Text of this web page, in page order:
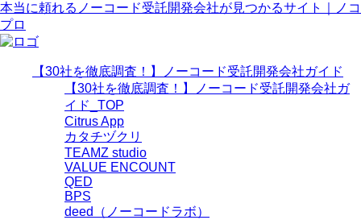
本当に頼れるノーコード受託開発会社が見つかるサイト｜ノコ
プロ
【30社を徹底調査！】ノーコード受託開発会社ガイド
【30社を徹底調査！】ノーコード受託開発会社ガ
イド_TOP
Citrus App
カタチヅクリ
TEAMZ studio
VALUE ENCOUNT
QED
BPS
deed（ノーコードラボ）